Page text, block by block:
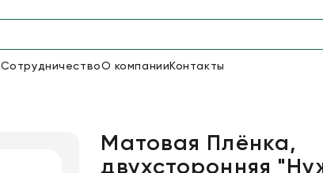
СотрудничествоО компании Контакты
48 Пленка для цветов
Матовая Плёнка,
двухсторонняя